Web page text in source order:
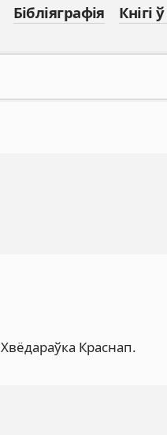
Бібліяграфія Кнігі
Хвёдараўка Краснап.